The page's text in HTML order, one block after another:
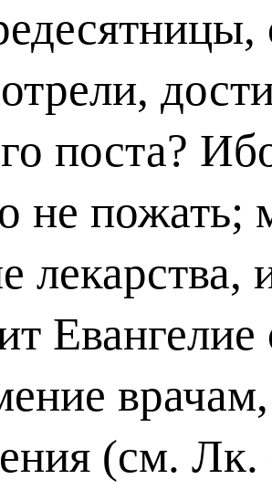
поста?
не пожать;
лекарства,
(см.